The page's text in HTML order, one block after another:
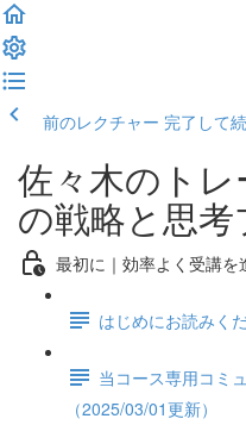
前のレクチャー 完了して
佐々木のトレ
の戦略と思考
最初に｜効率よく受講を
はじめにお読みく
当コース専用コミ
（2025/03/01更新）